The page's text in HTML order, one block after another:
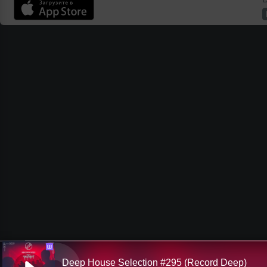
Ш
Deep House Selection #295 (Record Deep)